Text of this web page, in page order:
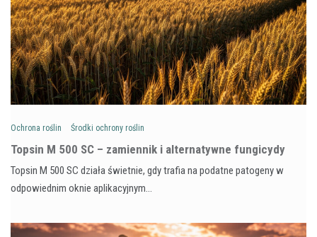
Ochrona roślin Środki ochrony roślin
Topsin M 500 SC – zamiennik i alternatywne fungicydy
Topsin M 500 SC działa świetnie, gdy trafia na podatne patogeny w
odpowiednim oknie aplikacyjnym…